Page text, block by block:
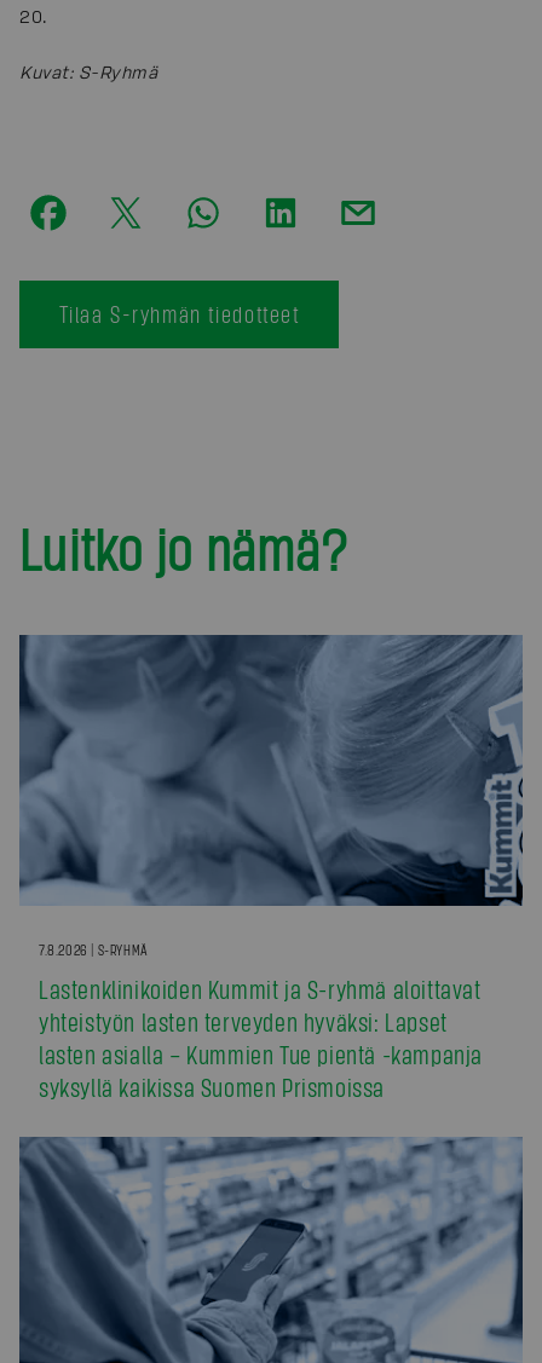
20.
Kuvat: S-Ryhmä
Tilaa S-ryhmän tiedotteet
Luitko jo nämä?
7.8.2026 | S-RYHMÄ
Lastenklinikoiden Kummit ja S-ryhmä aloittavat
yhteistyön lasten terveyden hyväksi: Lapset
lasten asialla – Kummien Tue pientä -kampanja
syksyllä kaikissa Suomen Prismoissa